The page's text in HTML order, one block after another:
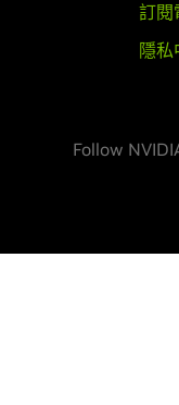
訂閱
隱私
Follow